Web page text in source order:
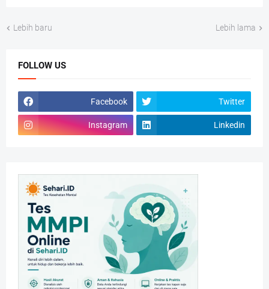
Lebih baru Lebih lama
FOLLOW US
Facebook Twitter
Instagram Linkedin